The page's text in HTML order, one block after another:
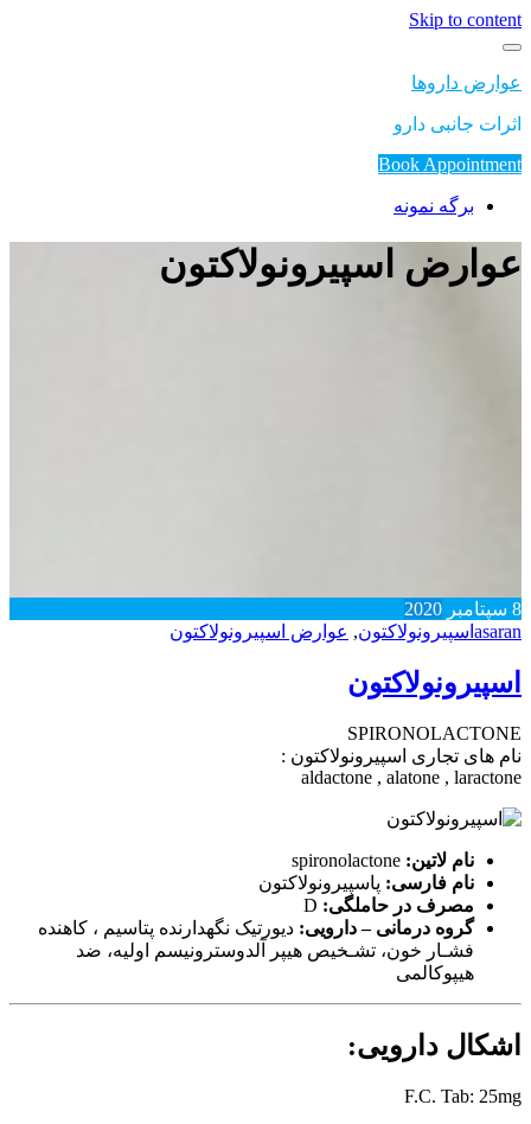
Skip to content
عوارض داروها
اثرات جانبی دارو
Book Appointment
برگه نمونه
عوارض اسپیرونولاکتون
8 سپتامبر 2020
asaran اسپیرونولاکتون, عوارض اسپیرونولاکتون
اسپیرونولاکتون
SPIRONOLACTONE
نام های تجاری اسپیرونولاکتون :
aldactone , alatone , laractone
نام لاتین: spironolactone
نام فارسی: پاسپیرونولاکتون
مصرف در حاملگی: D
گروه درمانی – دارویی: دیورتیک نگهدارنده پتاسیم ، کاهنده
فشـار خون‌، تشـخیص هیپر آلدوسترونیسم اولیه‌، ضد
هیپوکالمی
اشکال دارویی:
F.C. Tab: 25mg